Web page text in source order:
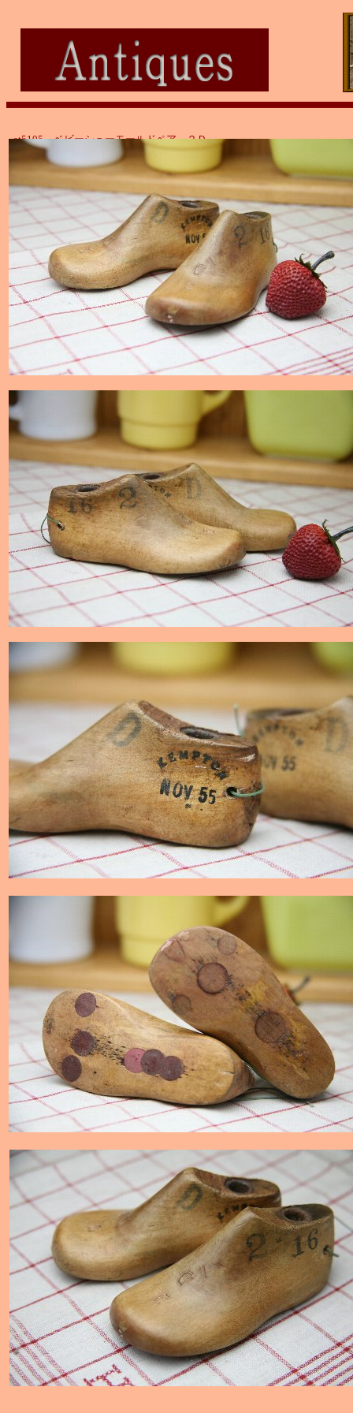
at5105 ベビーシューモールドペア ２Ｄ